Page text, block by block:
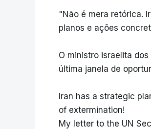
"Não é mera retórica.
planos e ações
O ministro israelita
última janela de
Iran has a strategic
of extermination!
My letter to the UN